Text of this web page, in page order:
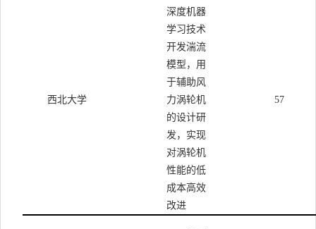
西北大学
深度机器
学习技术
开发湍流
模型，用
于辅助风
力涡轮机
的设计研
发，实现
对涡轮机
性能的低
成本高效
改进
57